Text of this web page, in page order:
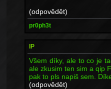
(odpovědět)
pr0ph3t
IP
Všem díky, ale to co je
ale zkusim ten sim a qip
pak to pls napiš sem.
(odpovědět)